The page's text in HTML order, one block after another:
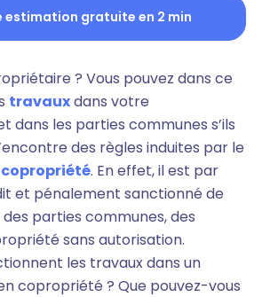
estimation gratuite en 2 min
? Vous pouvez dans ce
travauxdans votre
dans les parties communes s’ils
des règles induites par le
. En effet, il est par
et pénalement sanctionné de
parties communes, des
sans autorisation.
les travaux dans un
copropriété ? Que pouvez-vous